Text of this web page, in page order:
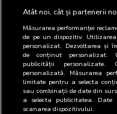
Atât noi, cât și partenerii
Măsurarea performanței
de pe un dispozitiv.
personalizat. Dezvoltarea și
de conținut personalizat.
publicității personalizate.
personalizată. Măsurarea
limitate pentru a selecta
sau combinații de date din
a selecta publicitatea. Date
scanarea dispozitivului.